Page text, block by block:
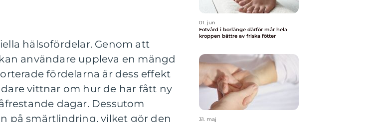
hälsofördelar. Genom att
användare uppleva en mängd
fördelarna är dess effekt
vittnar om hur de har fått ny
dagar. Dessutom
på smärtlindring, vilket gör den
01. jun
Fotvård i borlänge därför mår hela
kroppen bättre av friska fötter
31. maj